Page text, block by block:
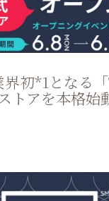
界初*1となる
トアを本格始